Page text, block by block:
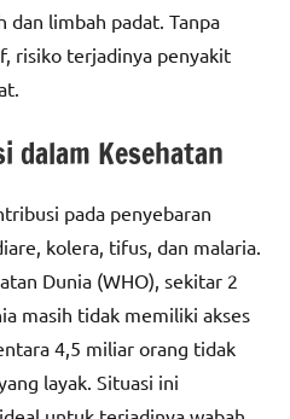
limbah padat. Tanpa
risiko terjadinya penyakit
dalam Kesehatan
pada penyebaran
kolera, tifus, dan malaria.
Dunia (WHO), sekitar 2
masih tidak memiliki akses
4,5 miliar orang tidak
layak. Situasi ini